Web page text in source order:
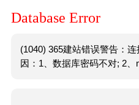
Database Error
(1040) 365建站错误警告：
因：1、数据库密码不对; 2、